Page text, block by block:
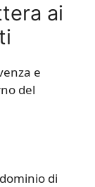
ai
e
del
di